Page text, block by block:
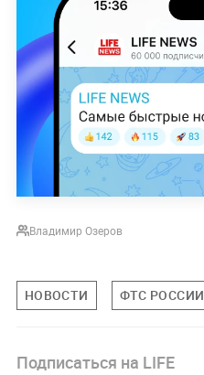
Владимир Озеров
НОВОСТИ ФТС РОССИИ
Подписаться на LIFE